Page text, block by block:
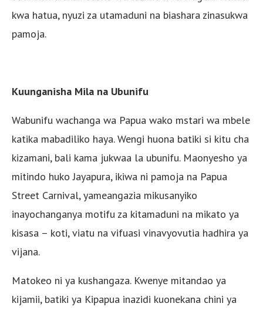
kwa hatua, nyuzi za utamaduni na biashara zinasukwa
pamoja.
Kuunganisha Mila na Ubunifu
Wabunifu wachanga wa Papua wako mstari wa mbele
katika mabadiliko haya. Wengi huona batiki si kitu cha
kizamani, bali kama jukwaa la ubunifu. Maonyesho ya
mitindo huko Jayapura, ikiwa ni pamoja na Papua
Street Carnival, yameangazia mikusanyiko
inayochanganya motifu za kitamaduni na mikato ya
kisasa – koti, viatu na vifuasi vinavyovutia hadhira ya
vijana.
Matokeo ni ya kushangaza. Kwenye mitandao ya
kijamii, batiki ya Kipapua inazidi kuonekana chini ya